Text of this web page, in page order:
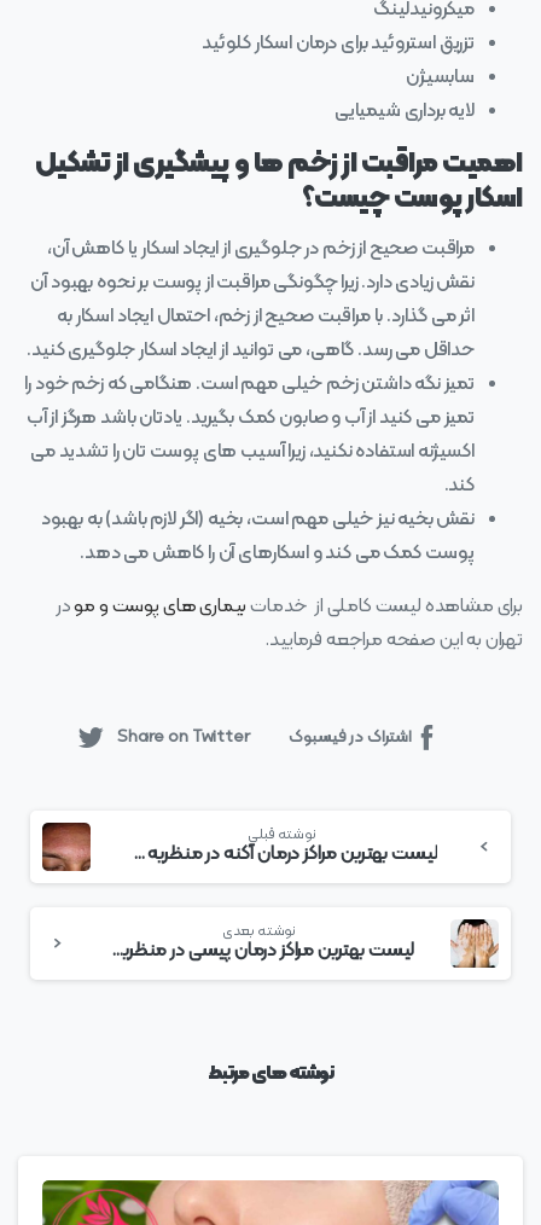
میکرونیدلینگ
تزریق استروئید برای درمان اسکار کلوئید
سابسیژن
لایه برداری شیمیایی
اهمیت مراقبت از زخم‌ ها و پیشگیری از تشکیل
اسکار پوست چیست؟
مراقبت صحیح از زخم در جلوگیری از ایجاد اسکار یا کاهش آن،
نقش زیادی دارد. زیرا چگونگی مراقبت از پوست بر نحوه‌ بهبود آن
اثر می‌ گذارد. با مراقبت صحیح از زخم، احتمال ایجاد اسکار به
حداقل می‌ رسد. گاهی، می‌ توانید از ایجاد اسکار جلوگیری کنید.
تمیز نگه داشتن زخم خیلی مهم است. هنگامی که زخم خود را
تمیز می‌ کنید از آب و صابون کمک بگیرید. یادتان باشد هرگز از آب‌
اکسیژنه استفاده نکنید، زیرا آسیب‌ های پوست تان را تشدید می‌
کند.
نقش بخیه نیز خیلی مهم است، بخیه (اگر لازم باشد) به بهبود
پوست کمک می‌ کند و اسکارهای آن را کاهش می‌ دهد.
برای مشاهده لیست کاملی از خدماتبیماری های پوست و مودر
تهران به این صفحه مراجعه فرمایید.
اشتراک در فیسبوک Share on Twitter
بخوانید
نوشته قبلی
لیست بهترین مراکز درمان آکنه در منظریه + هزینه درمان آکنه
نوشته بعدی
لیست بهترین مراکز درمان پیسی در منظریه + هزینه درمان پیسی
نوشته های مرتبط